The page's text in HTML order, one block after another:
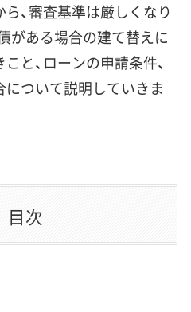
、審査基準は厳しくなり
がある場合の建て替えに
と、ローンの申請条件、
ついて説明していきま
目次